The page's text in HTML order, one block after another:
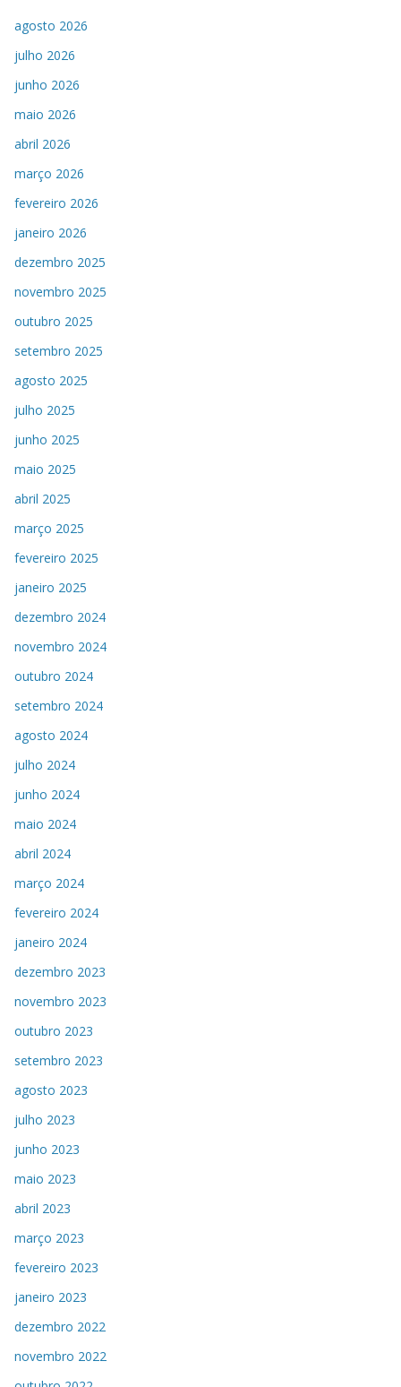
agosto 2026
julho 2026
junho 2026
maio 2026
abril 2026
março 2026
fevereiro 2026
janeiro 2026
dezembro 2025
novembro 2025
outubro 2025
setembro 2025
agosto 2025
julho 2025
junho 2025
maio 2025
abril 2025
março 2025
fevereiro 2025
janeiro 2025
dezembro 2024
novembro 2024
outubro 2024
setembro 2024
agosto 2024
julho 2024
junho 2024
maio 2024
abril 2024
março 2024
fevereiro 2024
janeiro 2024
dezembro 2023
novembro 2023
outubro 2023
setembro 2023
agosto 2023
julho 2023
junho 2023
maio 2023
abril 2023
março 2023
fevereiro 2023
janeiro 2023
dezembro 2022
novembro 2022